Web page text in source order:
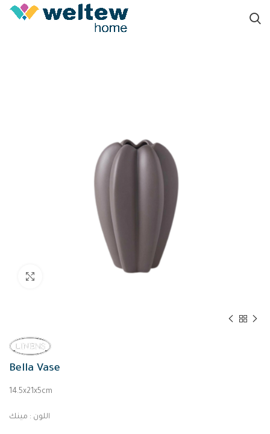
Bella Vase
14.5x21x5cm
اللون : مينك